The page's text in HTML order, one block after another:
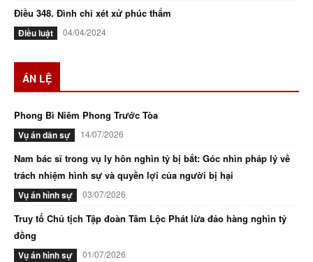
Điều 348. Đình chỉ xét xử phúc thẩm
Điều luật 04/04/2024
ÁN LỆ
Phong Bì Niêm Phong Trước Tòa
Vụ án dân sự 14/07/2026
Nam bác sĩ trong vụ ly hôn nghìn tỷ bị bắt: Góc nhìn pháp lý về
trách nhiệm hình sự và quyền lợi của người bị hại
Vụ án hình sự 03/07/2026
Truy tố Chủ tịch Tập đoàn Tâm Lộc Phát lừa đảo hàng nghìn tỷ
đồng
Vụ án hình sự 01/07/2026